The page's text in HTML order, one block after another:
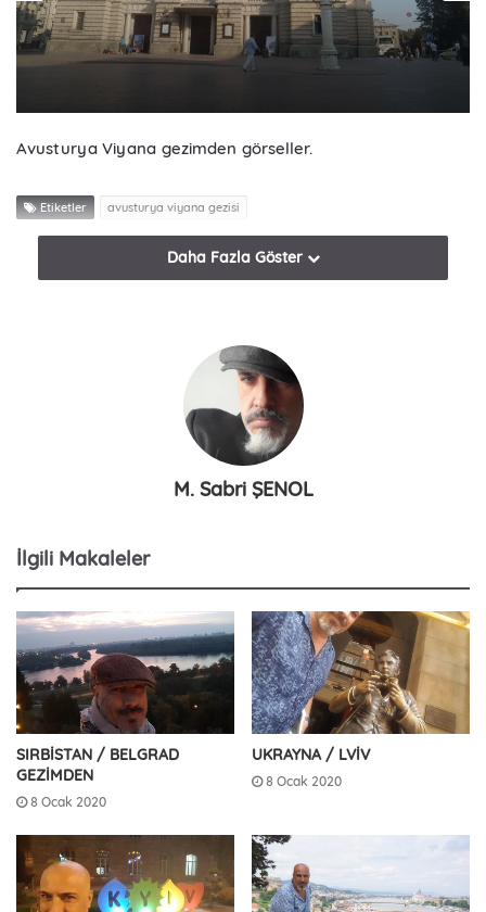
i
l
Avusturya Viyana gezimden görseller.
Etiketler avusturya viyana gezisi
Daha Fazla Göster
M. Sabri ŞENOL
İlgili Makaleler
SIRBİSTAN / BELGRAD
GEZİMDEN
8 Ocak 2020
UKRAYNA / LVİV
8 Ocak 2020